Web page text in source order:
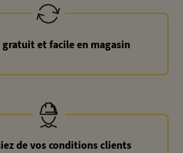
et facile en magasin
de vos conditions clients